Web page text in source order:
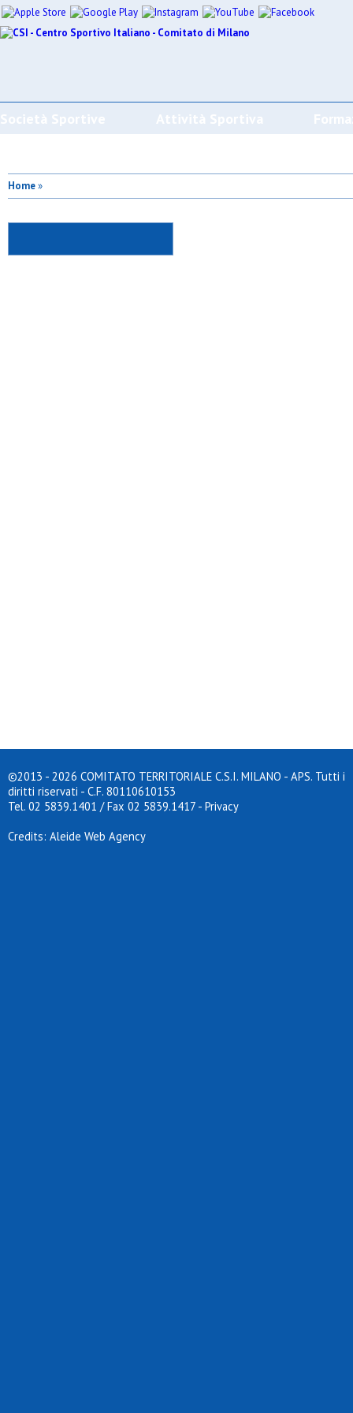
Società Sportive Attività Sportiva
Home»
©2013 - 2026 COMITATO TERRITORIALE C.S.I. MILANO - APS. Tutti i
diritti riservati - C.F. 80110610153
Tel. 02 5839.1401 / Fax 02 5839.1417 - Privacy
Credits: Aleide Web Agency